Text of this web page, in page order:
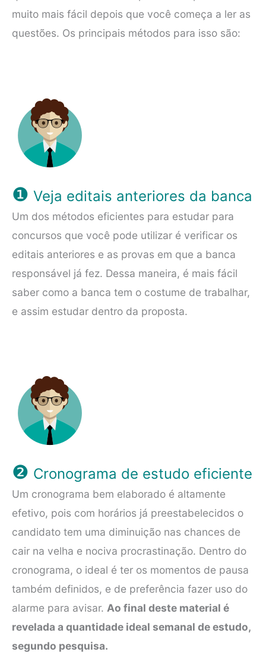
muito mais fácil depois que você começa a ler as
questões. Os principais métodos para isso são:
❶ Veja editais anteriores da banca
Um dos métodos eficientes para estudar para
concursos que você pode utilizar é verificar os
editais anteriores e as provas em que a banca
responsável já fez. Dessa maneira, é mais fácil
saber como a banca tem o costume de trabalhar,
e assim estudar dentro da proposta.
❷ Cronograma de estudo eficiente
Um cronograma bem elaborado é altamente
efetivo, pois com horários já preestabelecidos o
candidato tem uma diminuição nas chances de
cair na velha e nociva procrastinação. Dentro do
cronograma, o ideal é ter os momentos de pausa
também definidos, e de preferência fazer uso do
alarme para avisar. Ao final deste material é
revelada a quantidade ideal semanal de estudo,
segundo pesquisa.